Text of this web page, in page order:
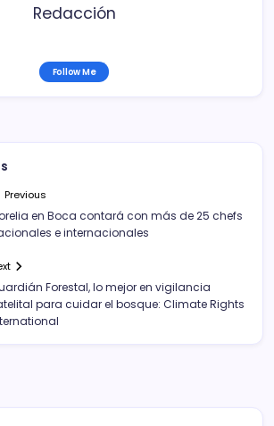
Redacción
Follow Me
Previous
en Boca contará con más de 25 chefs
e internacionales
Forestal, lo mejor en vigilancia
para cuidar el bosque: Climate Rights